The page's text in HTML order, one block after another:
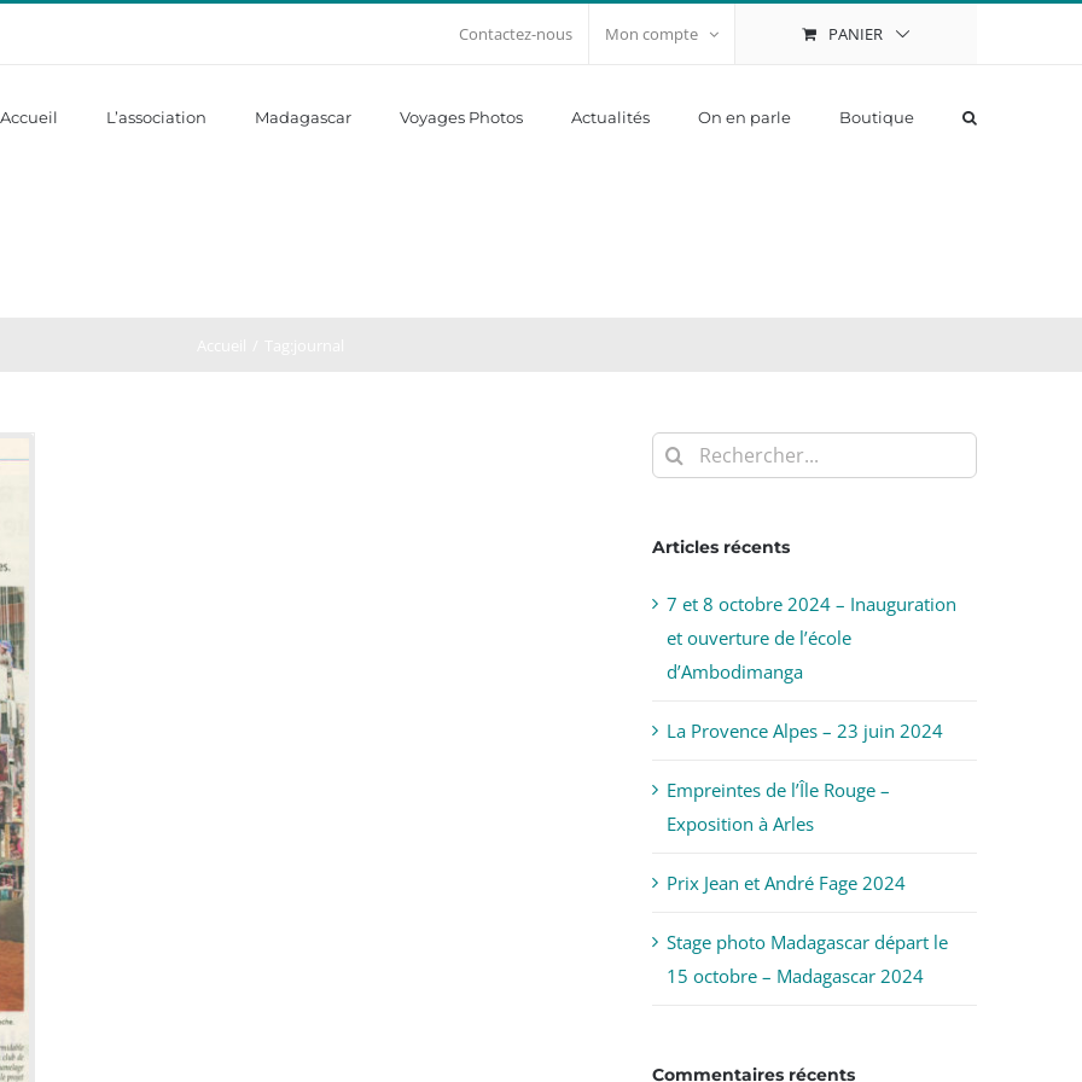
Contactez-nous Mon compte PANIER
Accueil L’association Madagascar Voyages Photos Actualités On en parle Boutique
Rechercher:
Articles récents
7 et 8 octobre 2024 – Inauguration
et ouverture de l’école
d’Ambodimanga
La Provence Alpes – 23 juin 2024
Empreintes de l’Île Rouge –
Exposition à Arles
Prix Jean et André Fage 2024
Stage photo Madagascar départ le
15 octobre – Madagascar 2024
Commentaires récents